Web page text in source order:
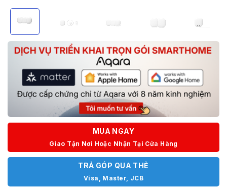
MUA NGAY
Giao Tận Nơi Hoặc Nhận Tại Cửa Hàng
TRẢ GÓP QUA THẺ
Visa, Master, JCB